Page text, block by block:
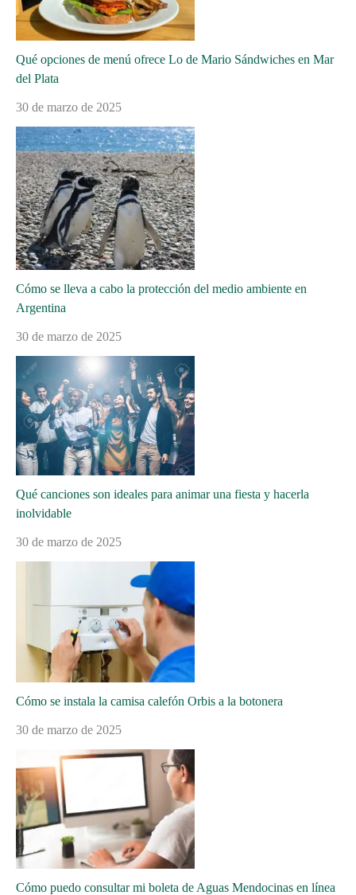
Qué opciones de menú ofrece Lo de Mario Sándwiches en Mar
del Plata
30 de marzo de 2025
Cómo se lleva a cabo la protección del medio ambiente en
Argentina
30 de marzo de 2025
Qué canciones son ideales para animar una fiesta y hacerla
inolvidable
30 de marzo de 2025
Cómo se instala la camisa calefón Orbis a la botonera
30 de marzo de 2025
Cómo puedo consultar mi boleta de Aguas Mendocinas en línea